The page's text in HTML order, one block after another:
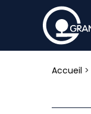
Accueil >